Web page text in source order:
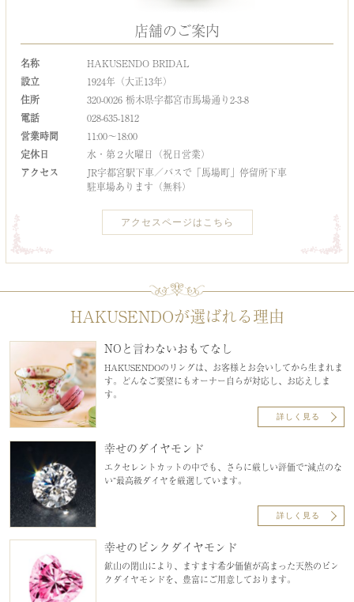
店舗のご案内
名称
HAKUSENDO BRIDAL
設立
1924年（大正13年）
住所
320-0026 栃木県宇都宮市馬場通り2-3-8
電話
028-635-1812
営業時間
11:00～18:00
定休日
水・第２火曜日（祝日営業）
アクセス
JR宇都宮駅下車／バスで「馬場町」停留所下車
駐車場あります（無料）
アクセスページはこちら
HAKUSENDOが選ばれる理由
NOと言わないおもてなし
HAKUSENDOのリングは、お客様とお会いしてから生まれま
す。どんなご要望にもオーナー自らが対応し、お応えしま
す。
詳しく見る
幸せのダイヤモンド
エクセレントカットの中でも、さらに厳しい評価で“減点のな
い”最高級ダイヤを厳選しています。
詳しく見る
幸せのピンクダイヤモンド
鉱山の閉山により、ますます希少価値が高まった天然のピン
クダイヤモンドを、豊富にご用意しております。